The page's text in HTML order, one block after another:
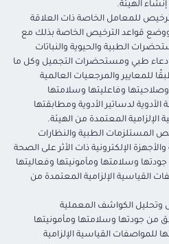
للمعامل الخاصة ذات العلاقة
قواعد الترخيص الخاصة بذلك مع
الطبية والحيوية والنباتات
ادعاء طبي ومستحضرات التجميل وكل ما
للمعايير والمرجعيات العالمية
وفاعليتها وسلامتها
لدساتير الأدوية ومطابقتها
الإلزامية المعتمدة من الهيئة.
المستلزمات الطبية والنظارات
الإلكترونية ذات الأثر على الصحة
وسلامتها ومأمونيتها وفعاليتها
القياسية الإلزامية المعتمدة من
وتحليل الكواشف المعملية
من جودتها وسلامتها ومأمونيتها
للمواصفات القياسية الإلزامية